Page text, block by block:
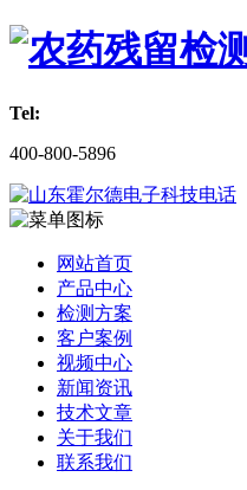
Tel:
400-800-5896
网站首页
产品中心
检测方案
客户案例
视频中心
新闻资讯
技术文章
关于我们
联系我们